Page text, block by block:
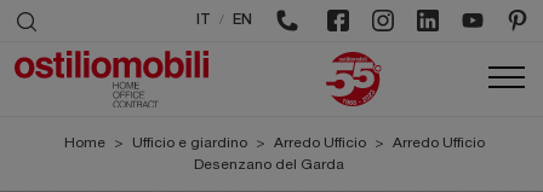
/ EN
Home > Ufficio e giardino > Arredo Ufficio > Arredo Ufficio
Desenzano del Garda